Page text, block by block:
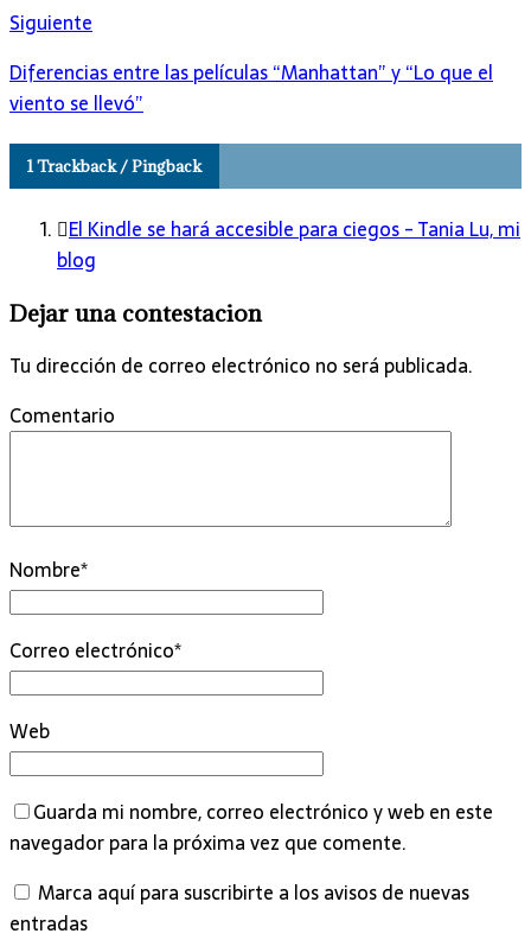
Siguiente
Diferencias entre las películas “Manhattan” y “Lo que el
viento se llevó”
1 Trackback / Pingback
El Kindle se hará accesible para ciegos - Tania Lu, mi
blog
Dejar una contestacion
Tu dirección de correo electrónico no será publicada.
Comentario
Nombre*
Correo electrónico*
Web
Guarda mi nombre, correo electrónico y web en este
navegador para la próxima vez que comente.
Marca aquí para suscribirte a los avisos de nuevas
entradas